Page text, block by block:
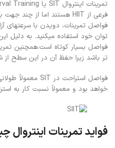
توان خود استفاده میکنید. به دلیل
فواصل بسیار کوتاه است.همچنین
تر باشد زیرا حفظ آن در این سطح
خواهد بود و معمولاً نسبت کار به
فواید تمرینات